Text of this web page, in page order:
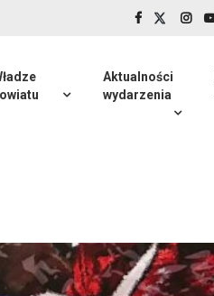
Aktualności
wydarzenia